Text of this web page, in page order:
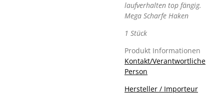
laufverhalten top fängig.
Mega Scharfe Haken
1 Stück
Produkt Informationen
Kontakt/Verantwortliche
Person
Hersteller / Importeur